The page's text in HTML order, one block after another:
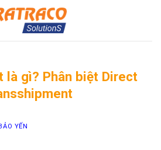
là gì? Phân biệt Direct
YẾN